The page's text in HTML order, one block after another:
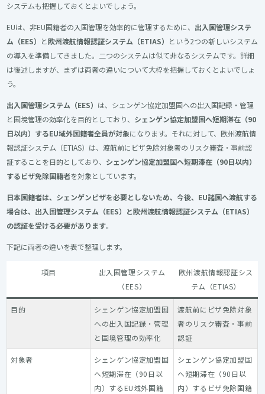
システムも把握しておくとよいでしょう。
EUは、非EU国籍者の入国管理を効率的に管理するために、 出入国管理システ
ム（EES） と欧州渡航情報認証システム（ETIAS） という2つの新しいシステム
の導入を準備してきました。二つのシステムは似て非なるシステムです。詳細
は後述しますが、まずは両者の違いについて大枠を把握しておくとよいでしょ
う。
出入国管理システム（EES） は、シェンゲン協定加盟国への出入国記録・管理
と国境管理の効率化を目的としており、 シェンゲン協定加盟国へ短期滞在（90
日以内）するEU域外国籍者全員が対象になります。それに対して、欧州渡航情
報認証システム（ETIAS）は、渡航前にビザ免除対象者のリスク審査・事前認
証することを目的としており、 シェンゲン協定加盟国へ短期滞在（90日以内）
するビザ免除国籍者を対象としています。
日本国籍者は、シェンゲンビザを必要としないため、今後、EU諸国へ渡航する
場合は、出入国管理システム（EES）と欧州渡航情報認証システム（ETIAS）
の認証を受ける必要があります。
下記に両者の違いを表で整理します。
項目
出入国管理システム
（EES）
欧州渡航情報認証シス
テム（ETIAS）
目的
シェンゲン協定加盟国
への出入国記録・管理
と国境管理の効率化
渡航前にビザ免除対象
者のリスク審査・事前
認証
対象者
シェンゲン協定加盟国
へ短期滞在（90日以
内）するEU域外国籍
シェンゲン協定加盟国
へ短期滞在（90日以
内）するビザ免除国籍